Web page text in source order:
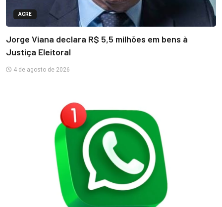
ACRE
Jorge Viana declara R$ 5,5 milhões em bens à
Justiça Eleitoral
4 de agosto de 2026